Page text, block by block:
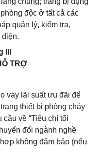
độc ở tất cả các
quản lý, kiểm tra,
điện.
TRỢ
vay lãi suất ưu đãi để
thiết bị phòng cháy
về “Tiêu chí tối
đổi ngành nghề
không đảm bảo (nếu